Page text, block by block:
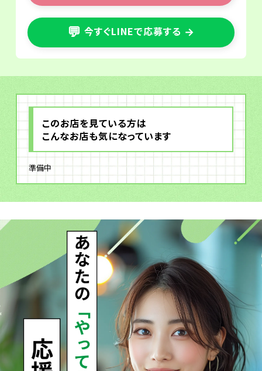
💬 今すぐLINEで応募する →
このお店を見ている方は
こんなお店も気になっています
準備中